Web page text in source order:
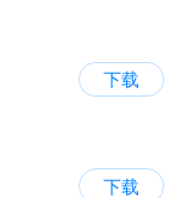
下载
下载